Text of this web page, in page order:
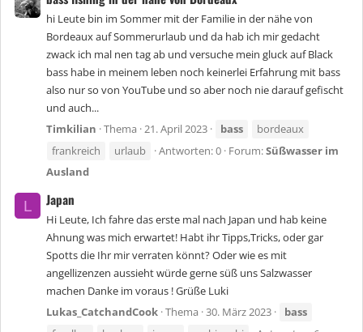
hi Leute bin im Sommer mit der Familie in der nähe von
Bordeaux auf Sommerurlaub und da hab ich mir gedacht
zwack ich mal nen tag ab und versuche mein gluck auf Black
bass habe in meinem leben noch keinerlei Erfahrung mit bass
also nur so von YouTube und so aber noch nie darauf gefischt
und auch...
Timkilian Thema 21. April 2023 bass
bordeaux
frankreich
urlaub Antworten: 0 Forum:Süßwasser im
Ausland
L Japan
Hi Leute, Ich fahre das erste mal nach Japan und hab keine
Ahnung was mich erwartet! Habt ihr Tipps,Tricks, oder gar
Spotts die Ihr mir verraten könnt? Oder wie es mit
angellizenzen aussieht würde gerne süß uns Salzwasser
machen Danke im voraus ! Grüße Luki
Lukas_CatchandCook Thema 30. März 2023
bass